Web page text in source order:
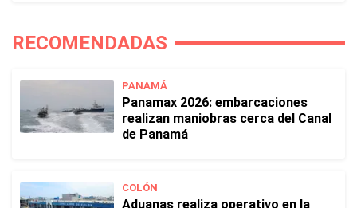
RECOMENDADAS
PANAMÁ
Panamax 2026: embarcaciones
realizan maniobras cerca del Canal
de Panamá
COLÓN
Aduanas realiza operativo en la